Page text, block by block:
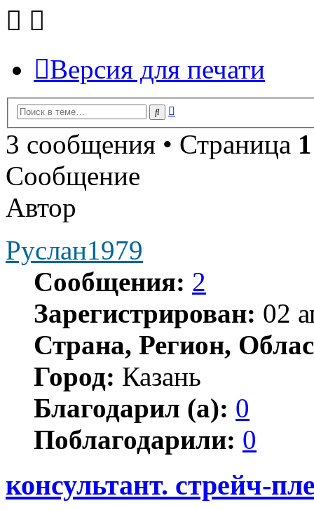
Версия для печати
Поиск
3 сообщения • Страница 1
Сообщение
Автор
Руслан1979
Сообщения: 2
Зарегистрирован: 02
Страна, Регион,
Город: Казань
Благодарил (а): 0
Поблагодарили: 0
консультант. стрейч-